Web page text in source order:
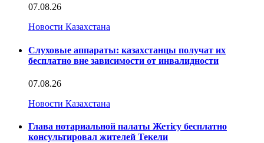
07.08.26
Новости Казахстана
Слуховые аппараты: казахстанцы получат их
бесплатно вне зависимости от инвалидности
07.08.26
Новости Казахстана
Глава нотариальной палаты Жетісу бесплатно
консультировал жителей Текели